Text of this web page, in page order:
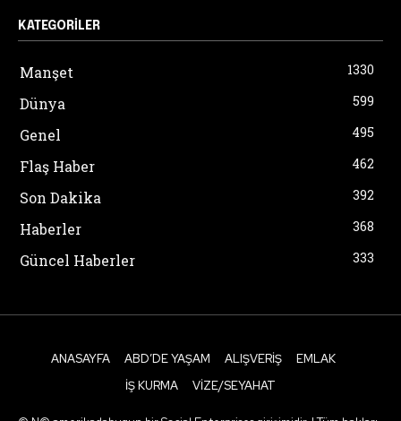
KATEGORILER
Manşet 1330
Dünya 599
Genel 495
Flaş Haber 462
Son Dakika 392
Haberler 368
Güncel Haberler 333
ANASAYFA ABD’DE YAŞAM ALIŞVERIŞ
EMLAK
İŞ KURMA
VIZE/SEYAHAT